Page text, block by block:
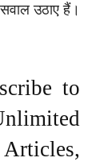
उठाए हैं।
to